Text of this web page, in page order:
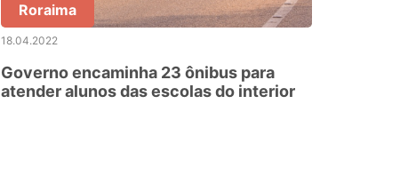
Roraima
18.04.2022
Governo encaminha 23 ônibus para
atender alunos das escolas do interior